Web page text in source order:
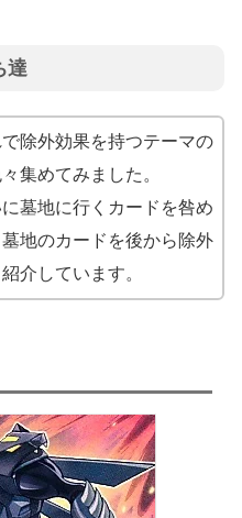
達
除外効果を持つテーマの
集めてみました。
墓地に行くカードを咎め
地のカードを後から除外
介しています。